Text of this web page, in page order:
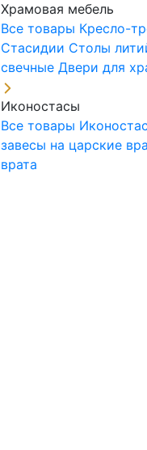
Храмовая мебель
Все товары Кресло-
Стасидии Столы
свечные Двери для
Иконостасы
Все товары
завесы на царские
врата